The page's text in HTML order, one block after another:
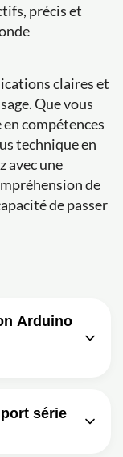
précis et
claires et
Que vous
compétences
technique en
avec une
de
de passer
Arduino
avantages de
prototypage
série